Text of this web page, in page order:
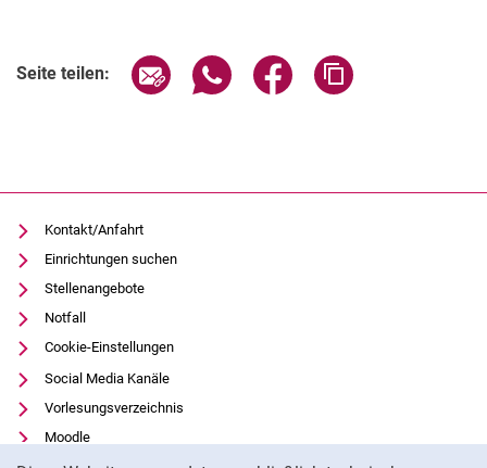
Seite teilen: Seite über E-Mail teilen
Seite über WhatsApp teilen
Seite über Facebook
Kontakt/Anfahrt
Einrichtungen suchen
Stellenangebote
Notfall
Cookie-Einstellungen
Social Media Kanäle
Vorlesungsverzeichnis
Moodle